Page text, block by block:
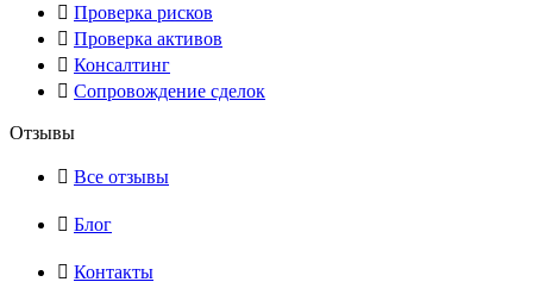
Проверка рисков
Проверка активов
Консалтинг
Сопровождение сделок
Отзывы
Все отзывы
Блог
Контакты